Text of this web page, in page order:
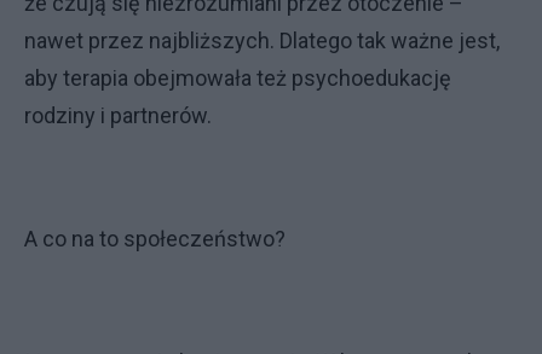
nawet przez najbliższych. Dlatego tak ważne jest,
aby terapia obejmowała też psychoedukację
rodziny i partnerów.
A co na to społeczeństwo?